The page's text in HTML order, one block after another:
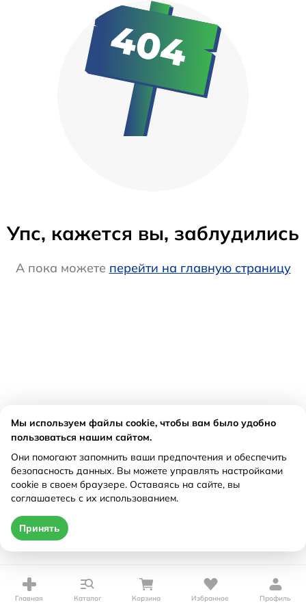
Упс, кажется вы, заблудились
А пока можете перейти на главную страницу
Главная Каталог Корзина Избранное Профиль
Мы используем файлы cookie, чтобы вам было удобно
пользоваться нашим сайтом.
Они помогают запомнить ваши предпочтения и обеспечить
безопасность данных. Вы можете управлять настройками
cookie в своем браузере. Оставаясь на сайте, вы
соглашаетесь с их использованием.
Принять